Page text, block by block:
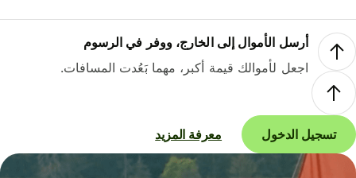
أرسل الأموال إلى الخارج، ووفر في الرسوم
اجعل لأموالك قيمة أكبر، مهما بَعُدت المسافات.
تسجيل الدخول معرفة المزيد